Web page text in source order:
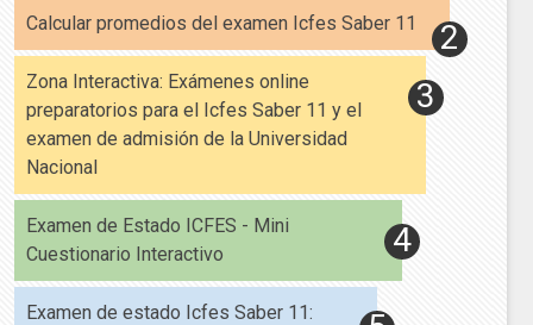
Calcular promedios del examen Icfes Saber 11
Zona Interactiva: Exámenes online
preparatorios para el Icfes Saber 11 y el
examen de admisión de la Universidad
Nacional
Examen de Estado ICFES - Mini
Cuestionario Interactivo
Examen de estado Icfes Saber 11: